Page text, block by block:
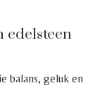
edelsteen
balans, geluk en